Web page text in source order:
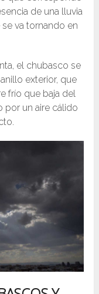
de una lluvia
va tornando en
el chubasco se
exterior, que
frío que baja del
por un aire cálido